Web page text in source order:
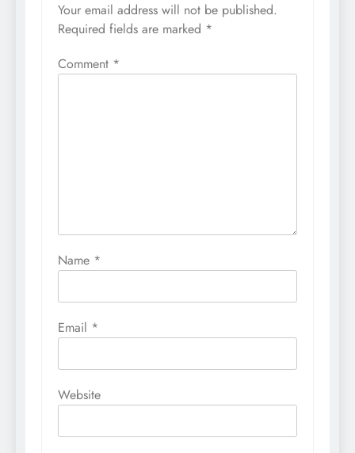
Your email address will not be published.
Required fields are marked *
Comment *
Name *
Email *
Website